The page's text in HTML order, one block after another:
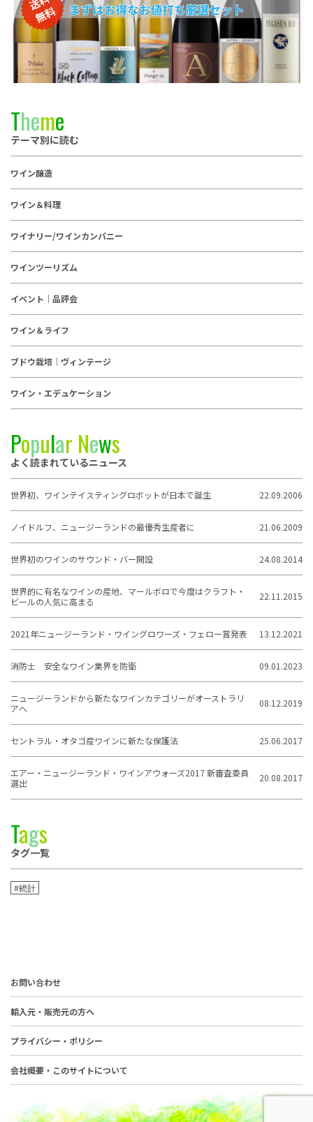
Theme
テーマ別に読む
ワイン醸造
ワイン＆料理
ワイナリー/ワインカンパニー
ワインツーリズム
イベント｜品評会
ワイン＆ライフ
ブドウ栽培｜ヴィンテージ
ワイン・エデュケーション
Popular News
よく読まれているニュース
世界初、ワインテイスティングロボットが日本で誕生 22.09.2006
ノイドルフ、ニュージーランドの最優秀生産者に 21.06.2009
世界初のワインのサウンド・バー開設 24.08.2014
世界的に有名なワインの産地、マールボロで今度はクラフト・
ビールの人気に高まる
22.11.2015
2021年ニュージーランド・ワイングロワーズ・フェロー賞発表 13.12.2021
消防士 安全なワイン業界を防衛 09.01.2023
ニュージーランドから新たなワインカテゴリーがオーストラリ
アへ
08.12.2019
セントラル・オタゴ産ワインに新たな保護法 25.06.2017
エアー・ニュージーランド・ワインアウォーズ2017 新審査委員
選出
20.08.2017
Tags
タグ一覧
#統計
お問い合わせ
輸入元・販売元の方へ
プライバシー・ポリシー
会社概要・このサイトについて